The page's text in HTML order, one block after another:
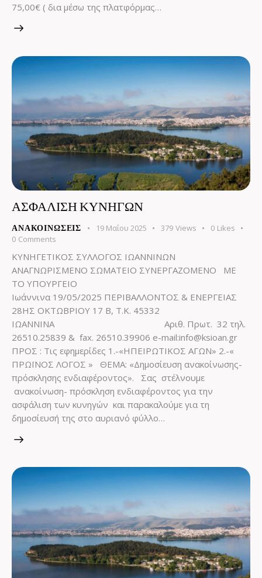
75,00€ ( δια μέσω της πλατφόρμας…
ΑΣΦΑΛΙΣΗ ΚΥΝΗΓΩΝ
ΑΝΑΚΟΙΝΏΣΕΙΣ 19 Μαΐου 2025 379 Views 0 Likes
0 Comments
ΚΥΝΗΓΕΤΙΚΟΣ ΣΥΛΛΟΓΟΣ ΙΩΑΝΝΙΝΩΝ
ΑΝΑΓΝΩΡΙΣΜΕΝΟ ΣΩΜΑΤΕΙΟ ΣΥΝΕΡΓΑΖΟΜΕΝΟ ΜΕ
ΤΟ ΥΠΟΥΡΓΕΙΟ
Ιωάννινα 19/05/2025 ΠΕΡΙΒΑΛΛΟΝΤΟΣ & ΕΝΕΡΓΕΙΑΣ
28ΗΣ ΟΚΤΩΒΡΙΟΥ 17 Β, Τ.Κ. 45332
ΙΩΑΝΝΙΝΑ Αριθ. Πρωτ. 32 τηλ.
26510.25839 & fax. 26510.39906 e-mail:info@ksioan.gr
ΠΡΟΣ : Τις εφημερίδες 1.-«ΗΠΕΙΡΩΤΙΚΟΣ ΑΓΩΝ» 2.-«
ΠΡΩΪΝΟΣ ΛΟΓΟΣ » ΘΕΜΑ: «Δημοσίευση ανακοίνωσης-
πρόσκλησης ενδιαφέροντος». Σας στέλνουμε
ανακοίνωση- πρόσκληση ενδιαφέροντος για την
ασφάλιση των κυνηγών και παρακαλούμε για τη
δημοσίευσή της στο αυριανό φύλλο…